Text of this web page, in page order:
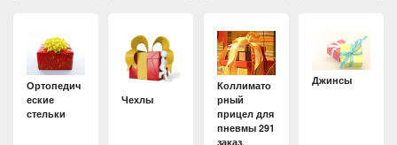
Ортопедич
еские
стельки
Чехлы
Коллимато
рный
прицел для
пневмы 291
заказ,
Джинсы